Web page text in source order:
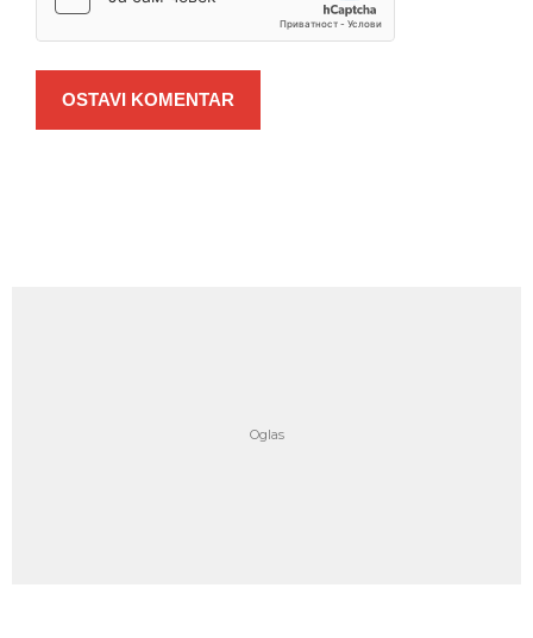
OSTAVI KOMENTAR